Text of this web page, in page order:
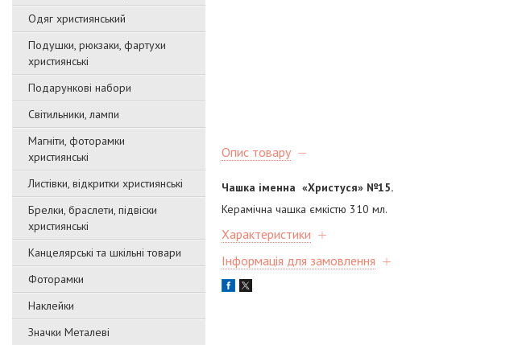
Одяг християнський
Подушки, рюкзаки, фартухи
християнські
Подарункові набори
Світильники, лампи
Магніти, фоторамки
християнські
Листівки, відкритки християнські
Брелки, браслети, підвіски
християнські
Канцелярські та шкільні товари
Фоторамки
Наклейки
Значки Металеві
Опис товару
Чашка іменна «Христуся» №15.
Керамічна чашка ємкістю 310 мл.
Характеристики
Інформація для замовлення